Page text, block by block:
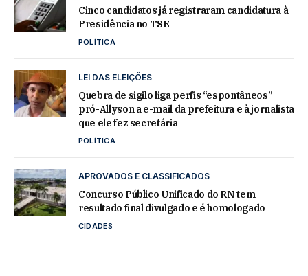
Cinco candidatos já registraram candidatura à
Presidência no TSE
POLÍTICA
LEI DAS ELEIÇÕES
Quebra de sigilo liga perfis “espontâneos”
pró-Allyson a e-mail da prefeitura e à jornalista
que ele fez secretária
POLÍTICA
APROVADOS E CLASSIFICADOS
Concurso Público Unificado do RN tem
resultado final divulgado e é homologado
CIDADES